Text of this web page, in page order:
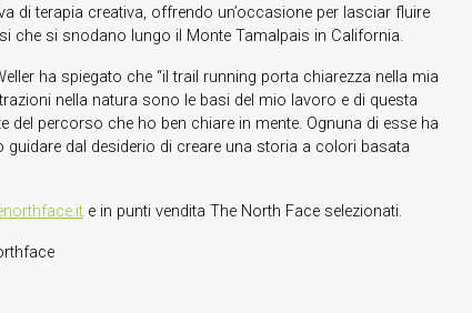
di terapia creativa, offrendo un’occasione per lasciar fluire
che si snodano lungo il Monte Tamalpais in California.
ha spiegato che “il trail running porta chiarezza nella mia
nella natura sono le basi del mio lavoro e di questa
percorso che ho ben chiare in mente. Ognuna di esse ha
dal desiderio di creare una storia a colori basata
e in punti vendita The North Face selezionati.